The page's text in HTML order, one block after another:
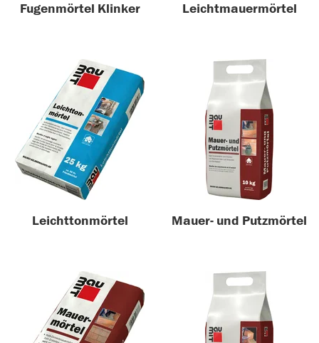
Fugenmörtel Klinker Leichtmauermörtel
Leichttonmörtel Mauer- und Putzmörtel